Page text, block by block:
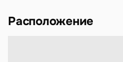
Расположение